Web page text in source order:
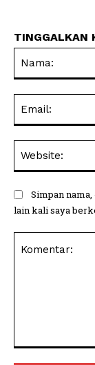
TINGGALKAN
Simpan
lain kali saya